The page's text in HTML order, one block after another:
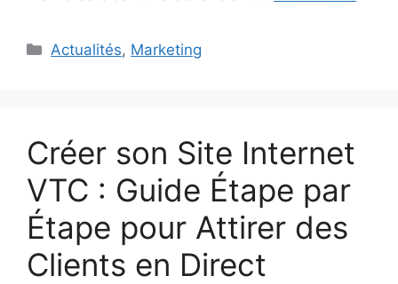
Catégories
Actualités, Marketing
Créer son Site Internet
VTC : Guide Étape par
Étape pour Attirer des
Clients en Direct